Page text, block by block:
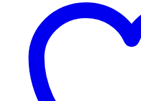
Canadienne